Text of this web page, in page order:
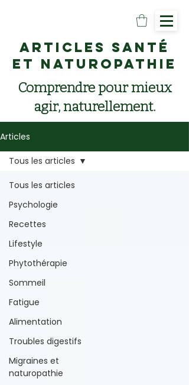
Articles santé
et naturopathie
Comprendre pour mieux
agir, naturellement.
Articles
Tous les articles
Psychologie
Recettes
Lifestyle
Phytothérapie
Sommeil
Fatigue
Alimentation
Troubles digestifs
Migraines et
naturopathie
Tous les articles